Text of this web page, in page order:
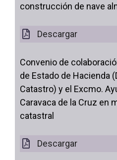
construcción de nave
Descargar
Convenio de
de Estado de Hacienda
Catastro) y el Excmo.
Caravaca de la Cruz en
catastral
Descargar